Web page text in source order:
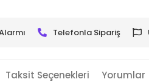
Telefonla Sipariş
Taksit Seçenekleri Yorumlar